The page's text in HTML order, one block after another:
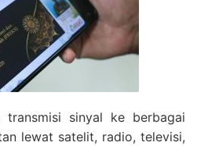
sinyal ke berbagai
lewat satelit, radio, televisi,